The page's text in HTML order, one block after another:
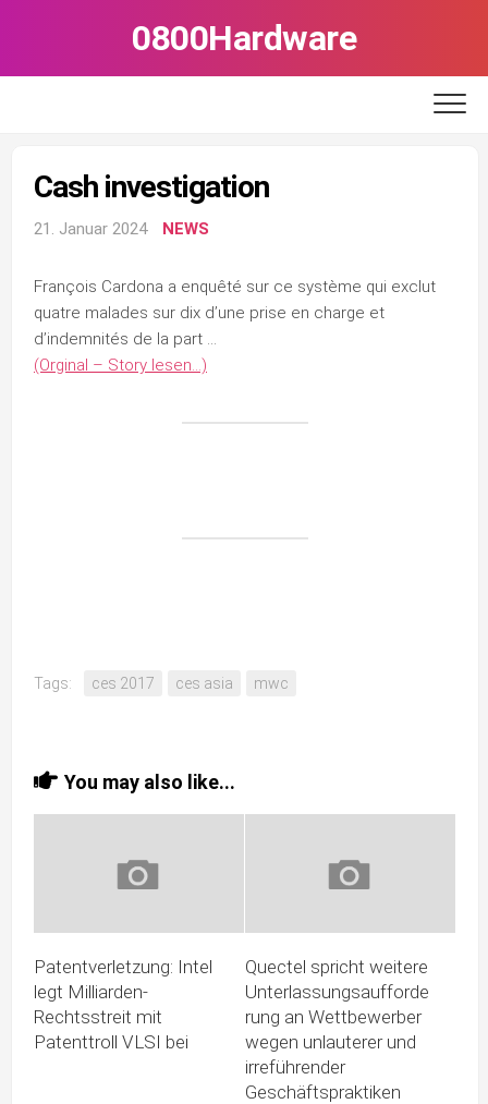
0800Hardware
Cash investigation
21. Januar 2024 NEWS
François Cardona a enquêté sur ce système qui exclut
quatre malades sur dix d’une prise en charge et
d’indemnités de la part …
(Orginal – Story lesen…)
Tags: ces 2017 ces asia mwc
You may also like...
Patentverletzung: Intel
legt Milliarden-
Rechtsstreit mit
Patenttroll VLSI bei
Quectel spricht weitere
Unterlassungsaufforde
rung an Wettbewerber
wegen unlauterer und
irreführender
Geschäftspraktiken